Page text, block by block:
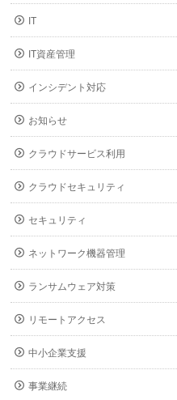
IT
IT資産管理
インシデント対応
お知らせ
クラウドサービス利用
クラウドセキュリティ
セキュリティ
ネットワーク機器管理
ランサムウェア対策
リモートアクセス
中小企業支援
事業継続